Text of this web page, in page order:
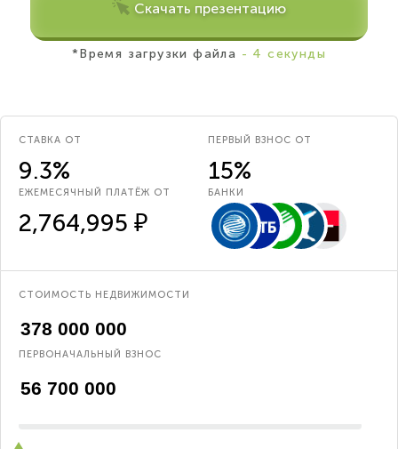
Скачать презентацию
*Время загрузки файла - 4 секунды
СТАВКА ОТ
9.3%
ПЕРВЫЙ ВЗНОС ОТ
15%
ЕЖЕМЕСЯЧНЫЙ ПЛАТЁЖ ОТ
2,764,995 ₽
БАНКИ
СТОИМОСТЬ НЕДВИЖИМОСТИ
ПЕРВОНАЧАЛЬНЫЙ ВЗНОС